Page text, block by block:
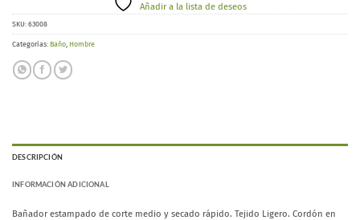
Añadir a la lista de deseos
SKU: 63008
Categorías: Baño Hombre
DESCRIPCIÓN
INFORMACIÓN ADICIONAL
Bañador estampado de corte medio y secado rápido. Tejido Ligero. Cordón en